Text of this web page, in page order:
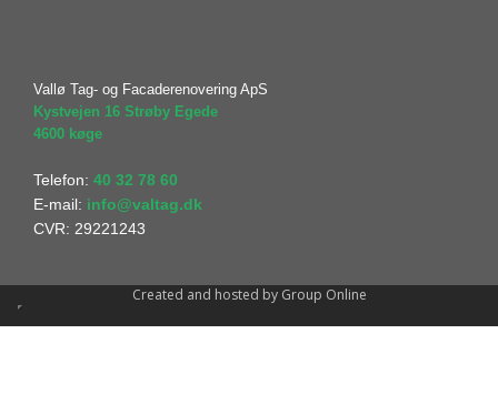
Vallø Tag- og Facaderenovering​ ApS
Kystvejen 16 Strøby Egede​
​4600 køge
Telefon: 40 32 78 60
E-mail: info@valtag.dk
CVR: 29221243​
Created and hosted by Group Online